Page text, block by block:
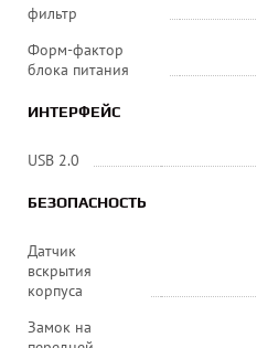
фильтр
Форм-фактор
блока питания
ИНТЕРФЕЙС
USB 2.0
БЕЗОПАСНОСТЬ
Датчик
вскрытия
корпуса
Замок на